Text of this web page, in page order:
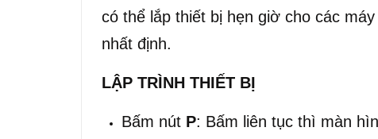
có thể lắp thiết bị hẹn giờ cho các
nhất định.
LẬP TRÌNH THIẾT BỊ
Bấm nút P: Bấm liên tục thì màn